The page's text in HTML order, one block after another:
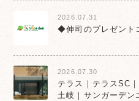
2026.07.31
◆伸司のプレゼント
2026.07.30
テラス｜テラスSC
土岐｜サンガーデン